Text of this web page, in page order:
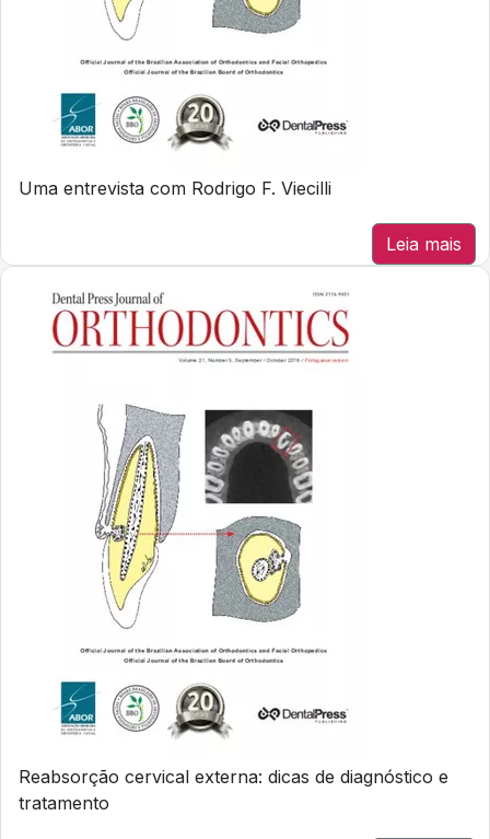
Uma entrevista com Rodrigo F. Viecilli
Leia mais
Reabsorção cervical externa: dicas de diagnóstico e
tratamento